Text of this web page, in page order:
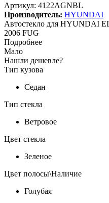
Артикул: 4122AGNBL
Производитель: HYUNDAI
Автостекло для HYUNDAI
2006 FUG
Подробнее
Мало
Нашли дешевле?
Тип кузова
Седан
Тип стекла
Ветровое
Цвет стекла
Зеленое
Цвет полосы\Наличие
Голубая